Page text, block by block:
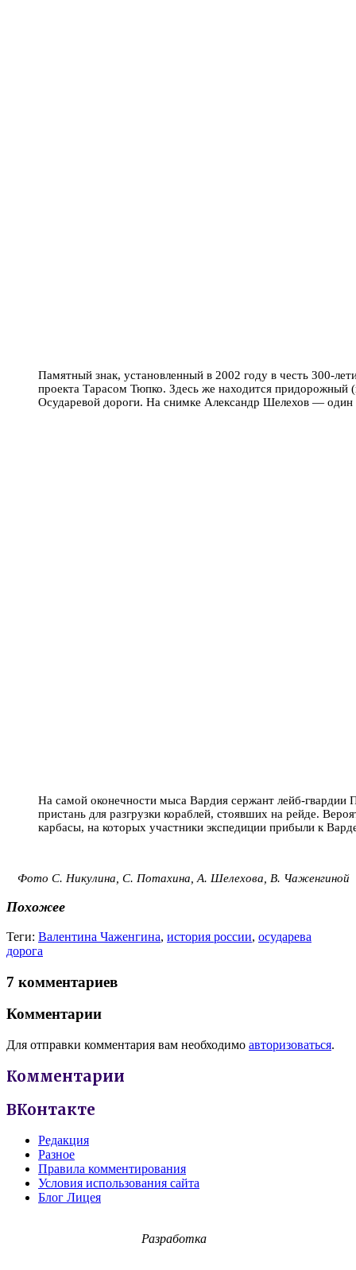
Памятный знак, установленный в 2002 году в честь 300-
проекта Тарасом Тюпко. Здесь же находится придорожный
Осударевой дороги. На снимке Александр Шелехов — один
На самой оконечности мыса Вардия сержант лейб-
пристань для разгрузки кораблей, стоявших на рейде.
карбасы, на которых участники экспедиции прибыли к
Фото С. Никулина, С. Потахина, А. Шелехова, В. Чаженгиной
Похожее
Теги: Валентина Чаженгина, история россии, осударева
дорога
7 комментариев
Комментарии
Для отправки комментария вам необходимо авторизоваться.
Комментарии
ВКонтакте
Редакция
Разное
Правила комментирования
Условия использования сайта
Блог Лицея
Разработка